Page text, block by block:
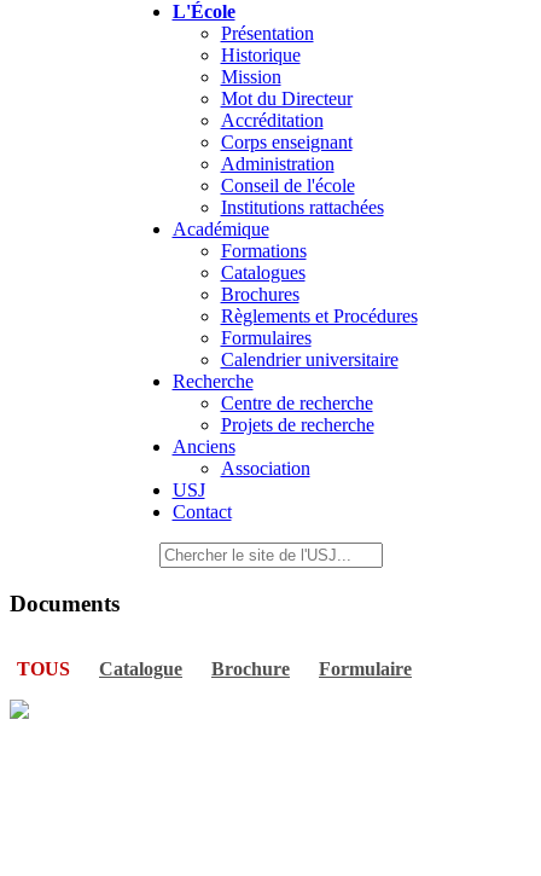
L'École
Présentation
Historique
Mission
Mot du Directeur
Accréditation
Corps enseignant
Administration
Conseil de l'école
Institutions rattachées
Académique
Formations
Catalogues
Brochures
Règlements et Procédures
Formulaires
Calendrier universitaire
Recherche
Centre de recherche
Projets de recherche
Anciens
Association
USJ
Contact
Documents
TOUS Catalogue Brochure Formulaire